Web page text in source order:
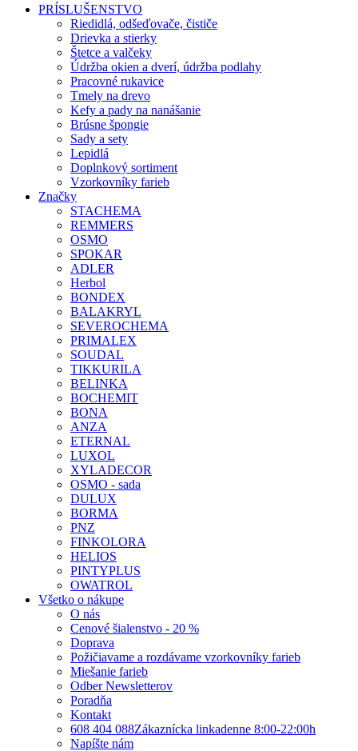
PRÍSLUŠENSTVO
Riedidlá, odšeďovače, čističe
Drievka a stierky
Štetce a valčeky
Údržba okien a dverí, údržba podlahy
Pracovné rukavice
Tmely na drevo
Kefy a pady na nanášanie
Brúsne špongie
Sady a sety
Lepidlá
Doplnkový sortiment
Vzorkovníky farieb
Značky
STACHEMA
REMMERS
OSMO
SPOKAR
ADLER
Herbol
BONDEX
BALAKRYL
SEVEROCHEMA
PRIMALEX
SOUDAL
TIKKURILA
BELINKA
BOCHEMIT
BONA
ANZA
ETERNAL
LUXOL
XYLADECOR
OSMO - sada
DULUX
BORMA
PNZ
FINKOLORA
HELIOS
PINTYPLUS
OWATROL
Všetko o nákupe
O nás
Cenové šialenstvo - 20 %
Doprava
Požičiavame a rozdávame vzorkovníky farieb
Miešanie farieb
Odber Newsletterov
Poradňa
Kontakt
608 404 088Zákaznícka linkadenne 8:00-22:00h
Napíšte nám